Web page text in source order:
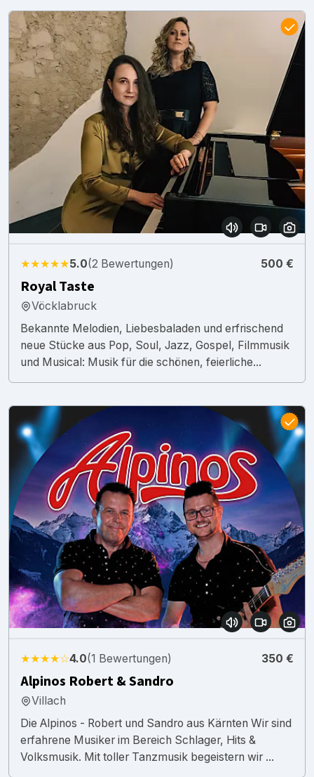
★★★★★5.0(2 Bewertungen) 500 €
Royal Taste
Vöcklabruck
Bekannte Melodien, Liebesbaladen und erfrischend
neue Stücke aus Pop, Soul, Jazz, Gospel, Filmmusik
und Musical: Musik für die schönen, feierliche...
★★★★☆4.0(1 Bewertungen) 350 €
Alpinos Robert & Sandro
Villach
Die Alpinos - Robert und Sandro aus Kärnten Wir sind
erfahrene Musiker im Bereich Schlager, Hits &
Volksmusik. Mit toller Tanzmusik begeistern wir ...